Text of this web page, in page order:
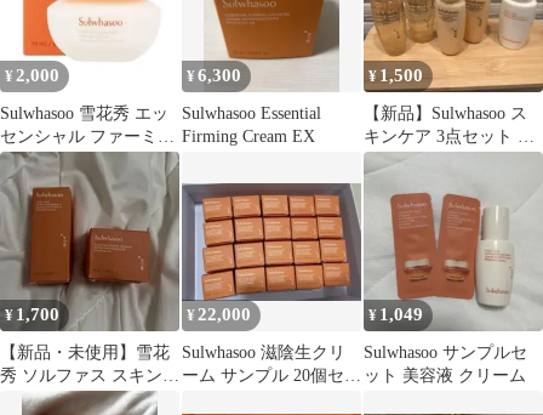
¥ 2,000
Sulwhasoo 雪花秀 エッ
センシャル ファーミン
グ クリーム EX
¥6,300
Sulwhasoo Essential
Firming Cream EX
¥ 1,500
【新品】Sulwhasoo ス
キンケア 3点セット サ
ンプルサイズ
¥ 1,700
【新品・未使用】雪花
秀 ソルファス スキンケ
ア 2点ミニセット
¥ 22,000
Sulwhasoo 滋陰生クリ
ーム サンプル 20個セッ
¥ 1,049
Sulwhasoo サンプルセ
ット 美容液 クリーム